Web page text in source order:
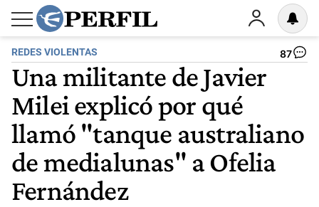
REDES VIOLENTAS 87
Una militante de Javier
Milei explicó por qué
llamó "tanque australiano
de medialunas" a Ofelia
Fernández